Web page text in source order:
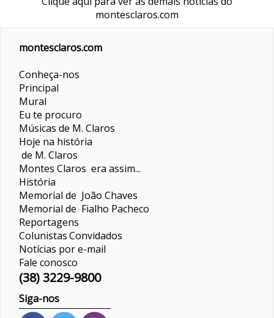
montesclaros.com
montesclaros.com
Conheça-nos
Principal
Mural
Eu te procuro
Músicas de M. Claros
Hoje na história
de M. Claros
Montes Claros era assim...
História
Memorial de João Chaves
Memorial de Fialho Pacheco
Reportagens
ColunistasConvidados
Notícias por e-mail
Fale conosco
(38) 3229-9800
Siga-nos